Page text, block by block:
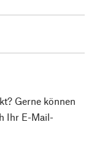
Gerne können
Ihr E-Mail-